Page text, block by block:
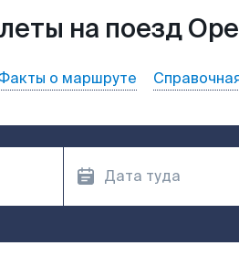
на поезд
о маршруте